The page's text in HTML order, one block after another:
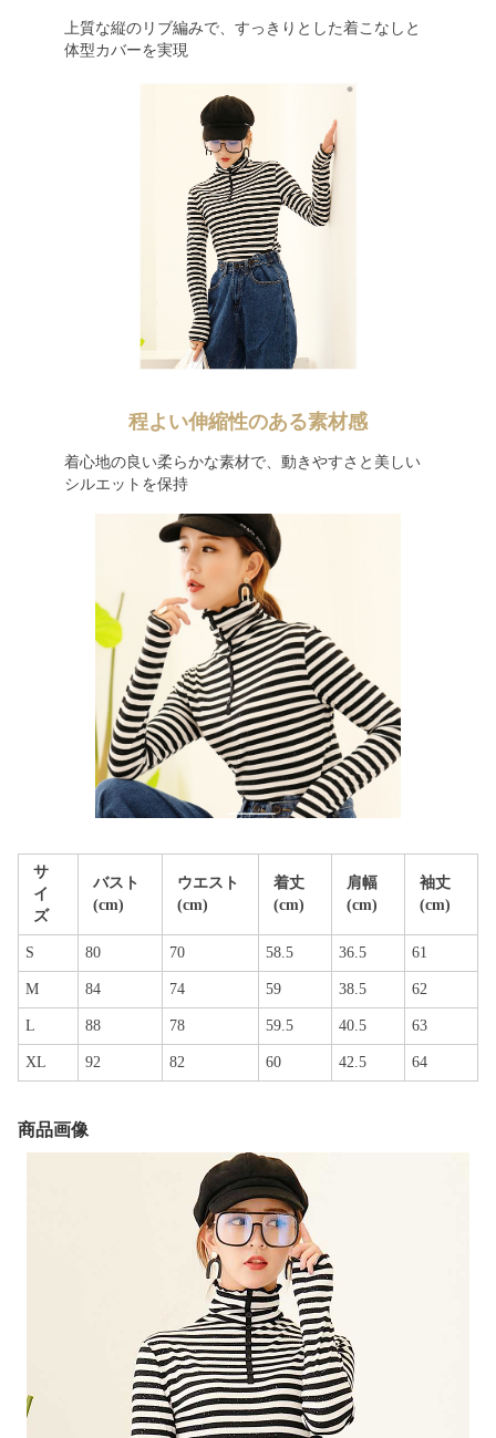
上質な縦のリブ編みで、すっきりとした着こなしと
体型カバーを実現
程よい伸縮性のある素材感
着心地の良い柔らかな素材で、動きやすさと美しい
シルエットを保持
サ
イ
ズ
バスト
(cm)
ウエスト
(cm)
着丈
(cm)
肩幅
(cm)
袖丈
(cm)
S 80 70 58.5 36.5 61
M 84 74 59 38.5 62
L 88 78 59.5 40.5 63
XL 92 82 60 42.5 64
商品画像